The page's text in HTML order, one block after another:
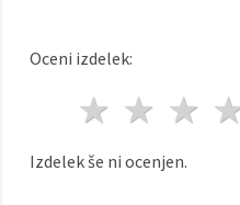
Oceni izdelek:
3
2
1
Izdelek še ni ocenjen.